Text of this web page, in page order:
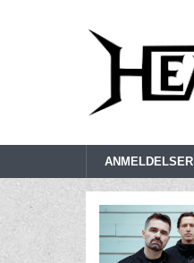
ANMELDELSER